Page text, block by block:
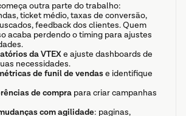
outra parte do trabalho:
ticket médio, taxas de conversão,
feedback dos clientes. Quem
acaba perdendo o timing para ajustes
da VTEX e ajuste dashboards de
necessidades.
de funil de vendas e identifique
de compra para criar campanhas
com agilidade: paginas,